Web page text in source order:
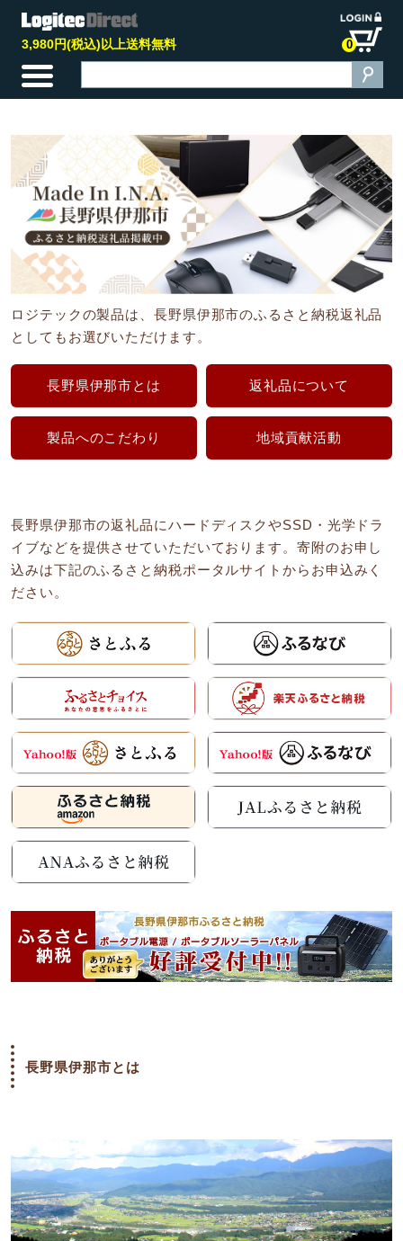
3,980円(税込)以上送料無料 0
ロジテックの製品は、長野県伊那市のふるさと納税返礼品
としてもお選びいただけます。
長野県伊那市とは 返礼品について
製品へのこだわり 地域貢献活動
長野県伊那市の返礼品にハードディスクやSSD・光学ドラ
イブなどを提供させていただいております。寄附のお申し
込みは下記のふるさと納税ポータルサイトからお申込みく
ださい。
長野県伊那市とは